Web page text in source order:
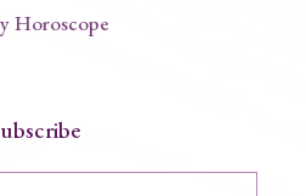
Horoscope